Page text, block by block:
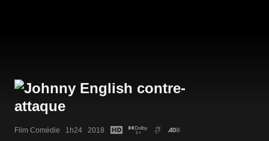
Film Comédie   1h24   2018